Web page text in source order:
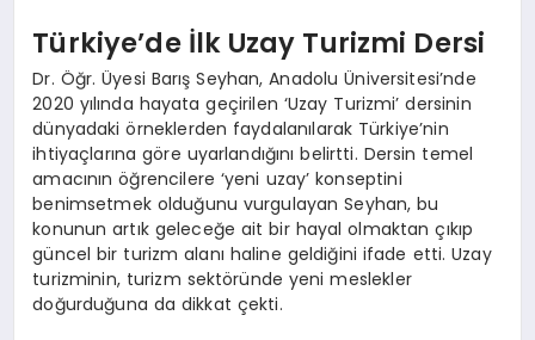
Türkiye’de İlk Uzay Turizmi Dersi
Dr. Öğr. Üyesi Barış Seyhan, Anadolu Üniversitesi’nde
2020 yılında hayata geçirilen ‘Uzay Turizmi’ dersinin
dünyadaki örneklerden faydalanılarak Türkiye’nin
ihtiyaçlarına göre uyarlandığını belirtti. Dersin temel
amacının öğrencilere ‘yeni uzay’ konseptini
benimsetmek olduğunu vurgulayan Seyhan, bu
konunun artık geleceğe ait bir hayal olmaktan çıkıp
güncel bir turizm alanı haline geldiğini ifade etti. Uzay
turizminin, turizm sektöründe yeni meslekler
doğurduğuna da dikkat çekti.